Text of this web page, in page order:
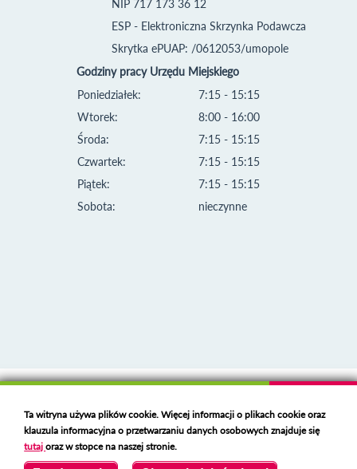
NIP 717 173 36 12
ESP - Elektroniczna Skrzynka Podawcza
Skrytka ePUAP: /0612053/umopole
Godziny pracy Urzędu Miejskiego
Poniedziałek:
Wtorek:
Środa:
Czwartek:
Piątek:
Sobota:
7:15 - 15:15
8:00 - 16:00
7:15 - 15:15
7:15 - 15:15
7:15 - 15:15
nieczynne
Deklaracja dostępności
Polski serwer RBLhttps://polspam.pl/
Copyright 2023 Urząd Miejski w Opolu Lubelskim
Ta witryna używa plików cookie. Więcej informacji o plikach cookie oraz
klauzula informacyjna o przetwarzaniu danych osobowych znajduje się
tutajoraz w stopce na naszej stronie.